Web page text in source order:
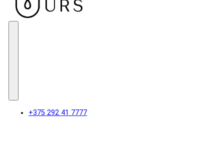
+375 292 41 7777